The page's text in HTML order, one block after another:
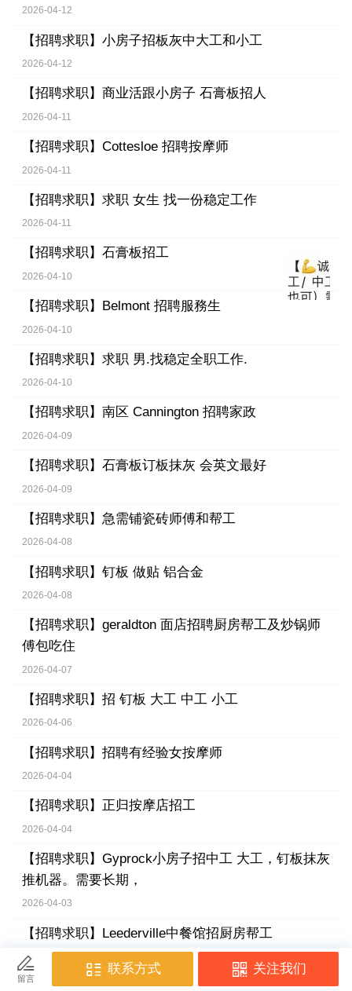
2026-04-12
【招聘求职】 小房子招板灰中大工和小工
2026-04-12
【招聘求职】 商业活跟小房子 石膏板招人
2026-04-11
【招聘求职】 Cottesloe 招聘按摩师
2026-04-11
【招聘求职】 求职 女生 找一份稳定工作
2026-04-11
【招聘求职】 石膏板招工
2026-04-10
【招聘求职】 Belmont 招聘服務生
2026-04-10
【招聘求职】 求职 男.找稳定全职工作.
2026-04-10
【招聘求职】 南区 Cannington 招聘家政
2026-04-09
【招聘求职】 石膏板订板抹灰 会英文最好
2026-04-09
【招聘求职】 急需铺瓷砖师傅和帮工
2026-04-08
【招聘求职】 钉板 做贴 铝合金
2026-04-08
【招聘求职】 geraldton 面店招聘厨房帮工及炒锅师
傅包吃住
2026-04-07
【招聘求职】 招 钉板 大工 中工 小工
2026-04-06
【招聘求职】 招聘有经验女按摩师
2026-04-04
【招聘求职】 正归按摩店招工
2026-04-04
【招聘求职】 Gyprock小房子招中工 大工，钉板抹灰
推机器。需要长期，
2026-04-03
【招聘求职】 Leederville中餐馆招厨房帮工
2026-04-02
【招聘求职】Malaga 手机店周六兼职